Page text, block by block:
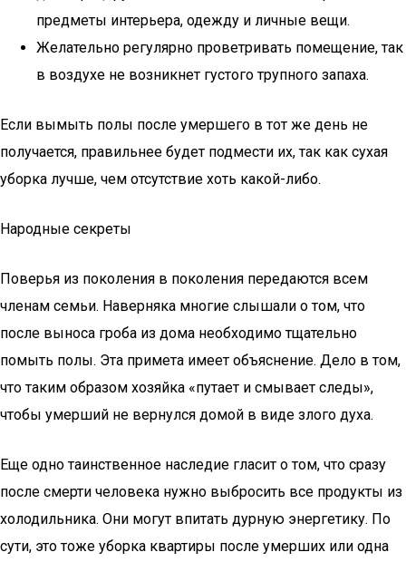
предметы интерьера, одежду и личные вещи.
Желательно регулярно проветривать помещение, так
в воздухе не возникнет густого трупного запаха.
Если вымыть полы после умершего в тот же день не
получается, правильнее будет подмести их, так как сухая
уборка лучше, чем отсутствие хоть какой-либо.
Народные секреты
Поверья из поколения в поколения передаются всем
членам семьи. Наверняка многие слышали о том, что
после выноса гроба из дома необходимо тщательно
помыть полы. Эта примета имеет объяснение. Дело в том,
что таким образом хозяйка «путает и смывает следы»,
чтобы умерший не вернулся домой в виде злого духа.
Еще одно таинственное наследие гласит о том, что сразу
после смерти человека нужно выбросить все продукты из
холодильника. Они могут впитать дурную энергетику. По
сути, это тоже уборка квартиры после умерших или одна